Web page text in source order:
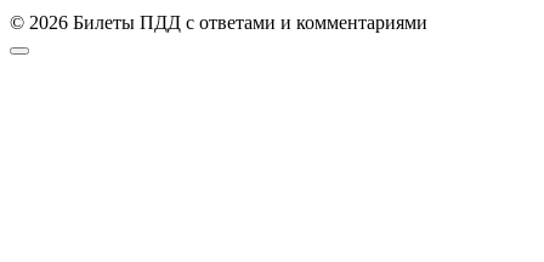
© 2026 Билеты ПДД с ответами и комментариями